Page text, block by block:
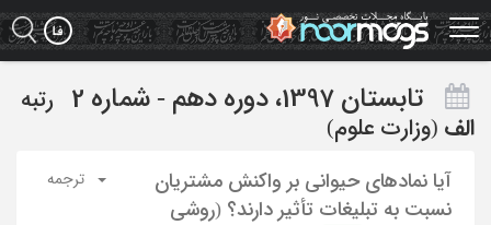
Skip
to
main
تابستان 1397، دوره دهم - شماره 2
رتبه
الف (وزارت علوم)
آیا نمادهای حیوانی بر واکنش مشتریان
نسبت به تبلیغات تأثیر دارند؟ (روشی
ترجمه